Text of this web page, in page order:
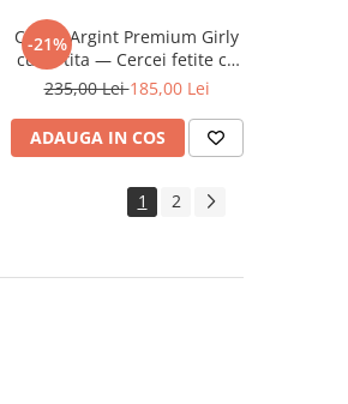
-21%
Cercei Argint Premium Girly
cu tortita — Cercei fetite cu
Unicorn / Inorog - Pelicula
235,00 Lei185,00 Lei
ADAUGA IN COS
1 2